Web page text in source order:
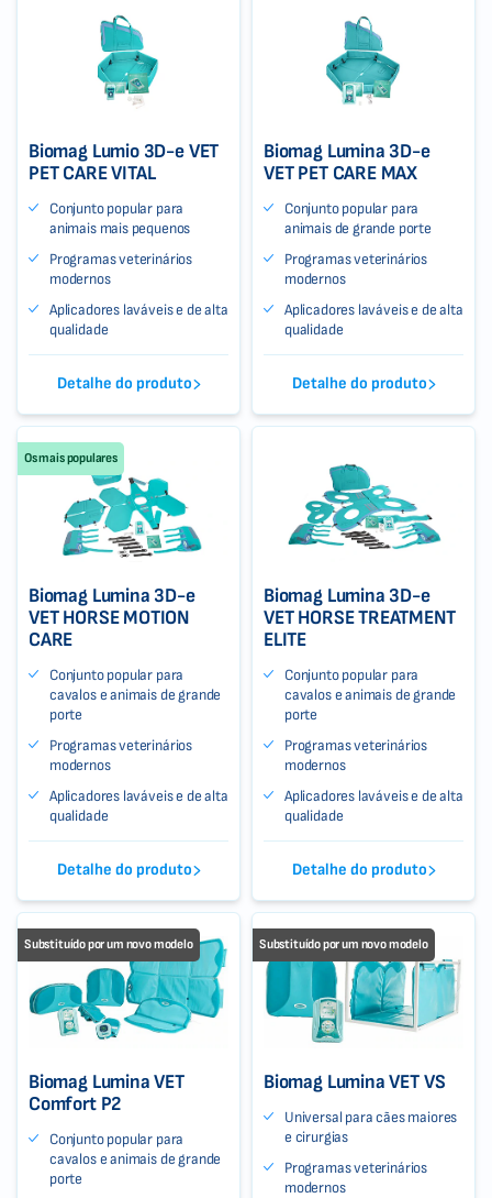
Biomag Lumio 3D-e VET
PET CARE VITAL
Conjunto popular para
animais mais pequenos
Programas veterinários
modernos
Aplicadores laváveis e de alta
qualidade
Detalhe do produto
Biomag Lumina 3D-e
VET PET CARE MAX
Conjunto popular para
animais de grande porte
Programas veterinários
modernos
Aplicadores laváveis e de alta
qualidade
Detalhe do produto
Os mais populares
Biomag Lumina 3D-e
VET HORSE MOTION
CARE
Conjunto popular para
cavalos e animais de grande
porte
Programas veterinários
modernos
Aplicadores laváveis e de alta
qualidade
Detalhe do produto
Biomag Lumina 3D-e
VET HORSE TREATMENT
ELITE
Conjunto popular para
cavalos e animais de grande
porte
Programas veterinários
modernos
Aplicadores laváveis e de alta
qualidade
Detalhe do produto
Substituído por um novo modelo
Biomag Lumina VET
Comfort P2
Conjunto popular para
cavalos e animais de grande
porte
Substituído por um novo modelo
Biomag Lumina VET VS
Universal para cães maiores
e cirurgias
Programas veterinários
modernos